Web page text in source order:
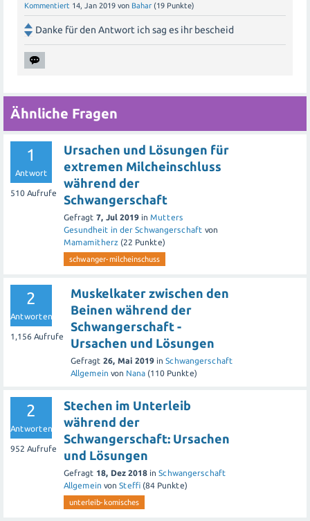
Kommentiert 14, Jan 2019 von Bahar (19 Punkte)
Danke für den Antwort ich sag es ihr bescheid
Ähnliche Fragen
1
Antwort
510 Aufrufe
Ursachen und Lösungen für
extremen Milcheinschluss
während der
Schwangerschaft
Gefragt 7, Jul 2019 in Mutters
Gesundheit in der Schwangerschaft von
Mamamitherz (22 Punkte)
schwanger-milcheinschuss
2
Antworten
1,156 Aufrufe
Muskelkater zwischen den
Beinen während der
Schwangerschaft -
Ursachen und Lösungen
Gefragt 26, Mai 2019 in Schwangerschaft
Allgemein von Nana (110 Punkte)
2
Antworten
952 Aufrufe
Stechen im Unterleib
während der
Schwangerschaft: Ursachen
und Lösungen
Gefragt 18, Dez 2018 in Schwangerschaft
Allgemein von Steffi (84 Punkte)
unterleib-komisches